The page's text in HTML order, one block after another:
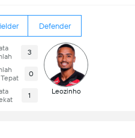
Defender
3
0
1 Leozinho